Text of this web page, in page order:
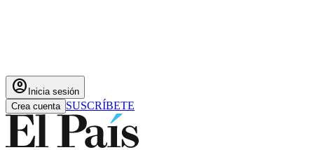
account_circle Inicia sesión
Crea cuenta SUSCRÍBETE